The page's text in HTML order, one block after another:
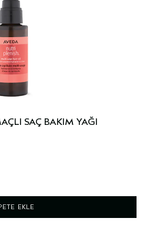
SAÇ BAKIM YAĞI
EKLE